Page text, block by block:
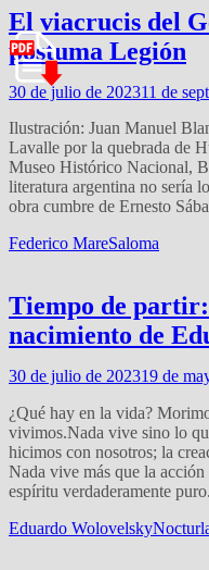
El viacrucis del
póstuma Legión
30 de julio de 202311 de
Ilustración: Juan Manuel
Lavalle por la quebrada de
Museo Histórico Nacional,
literatura argentina no sería
obra cumbre de Ernesto
Federico MareSaloma
Tiempo de partir:
nacimiento de
30 de julio de 202319 de
¿Qué hay en la vida?
vivimos.Nada vive sino lo
hicimos con nosotros; la
Nada vive más que la acción
espíritu verdaderamente
Eduardo Wolovelsky